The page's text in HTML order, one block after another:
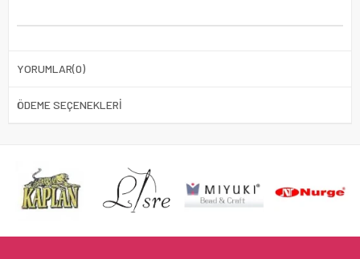
YORUMLAR(0)
ÖDEME SEÇENEKLERI